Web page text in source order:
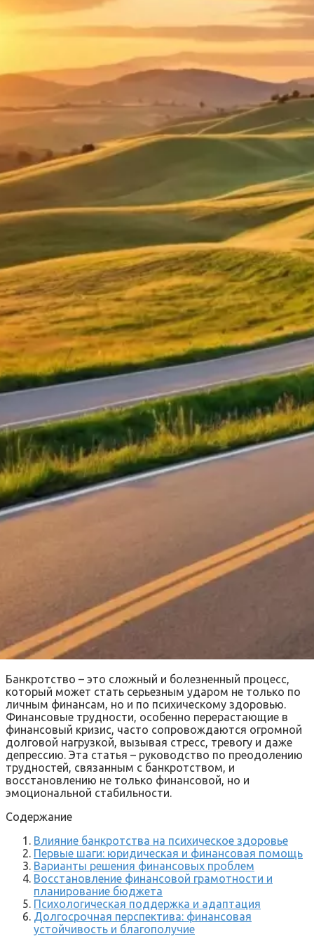
Банкротство – это сложный и болезненный процесс,
который может стать серьезным ударом не только по
личным финансам, но и по психическому здоровью.
Финансовые трудности, особенно перерастающие в
финансовый кризис, часто сопровождаются огромной
долговой нагрузкой, вызывая стресс, тревогу и даже
депрессию. Эта статья – руководство по преодолению
трудностей, связанным с банкротством, и
восстановлению не только финансовой, но и
эмоциональной стабильности.
Содержание
Влияние банкротства на психическое здоровье
Первые шаги: юридическая и финансовая помощь
Варианты решения финансовых проблем
Восстановление финансовой грамотности и
планирование бюджета
Психологическая поддержка и адаптация
Долгосрочная перспектива: финансовая
устойчивость и благополучие